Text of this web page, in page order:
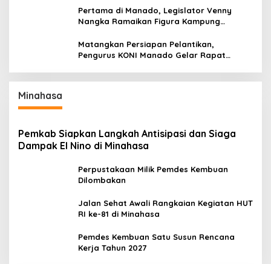
Pertama di Manado, Legislator Venny
Nangka Ramaikan Figura Kampung
Matangkan Persiapan Pelantikan,
Pengurus KONI Manado Gelar Rapat
Minahasa
Pemkab Siapkan Langkah Antisipasi dan Siaga
Dampak El Nino di Minahasa
Perpustakaan Milik Pemdes Kembuan
Dilombakan
Jalan Sehat Awali Rangkaian Kegiatan HUT
RI ke-81 di Minahasa
Pemdes Kembuan Satu Susun Rencana
Kerja Tahun 2027